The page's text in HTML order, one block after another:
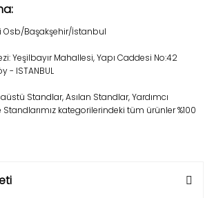
Osb/Başakşehir/İstanbul
Yeşilbayır Mahallesi, Yapı Caddesi No:42
- ISTANBUL
Standlar, Asılan Standlar, Yardımcı
kategorilerindeki tüm ürünler %100